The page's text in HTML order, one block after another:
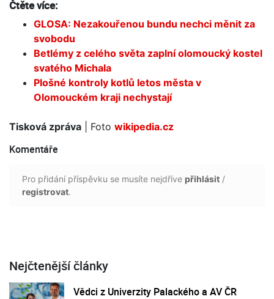
Čtěte více:
GLOSA: Nezakouřenou bundu nechci měnit za
svobodu
Betlémy z celého světa zaplní olomoucký kostel
svatého Michala
Plošné kontroly kotlů letos města v
Olomouckém kraji nechystají
Tisková zpráva | Foto wikipedia.cz
Komentáře
Pro přidání příspěvku se musíte nejdříve přihlásit /
registrovat.
Nejčtenější články
Vědci z Univerzity Palackého a AV ČR